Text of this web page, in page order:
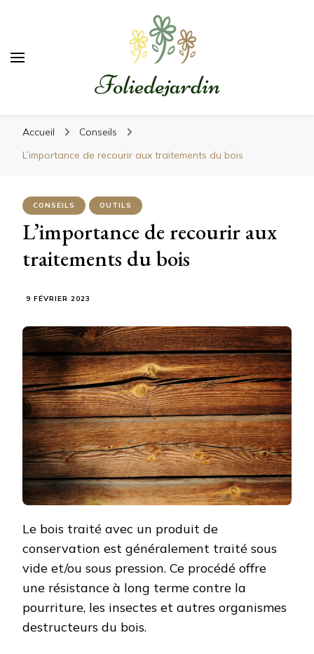
Accueil
Conseils
L’importance de recourir aux traitements du bois
CONSEILS OUTILS
L’importance de recourir aux
traitements du bois
9 FÉVRIER 2023
Le bois traité avec un produit de
conservation est généralement traité sous
vide et/ou sous pression. Ce procédé offre
une résistance à long terme contre la
pourriture, les insectes et autres organismes
destructeurs du bois.